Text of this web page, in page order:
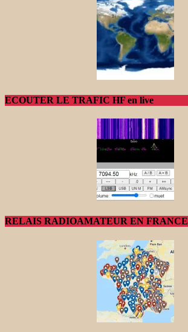
ECOUTER LE TRAFIC HF en live
RELAIS RADIOAMATEUR EN FRANCE